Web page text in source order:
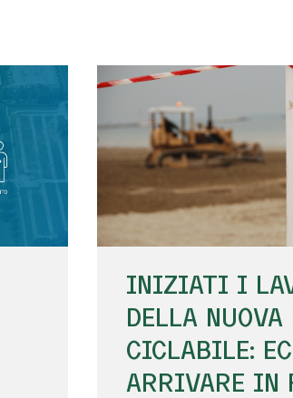
INIZIATI I
DELLA
CICLABILE:
ARRIVARE IN